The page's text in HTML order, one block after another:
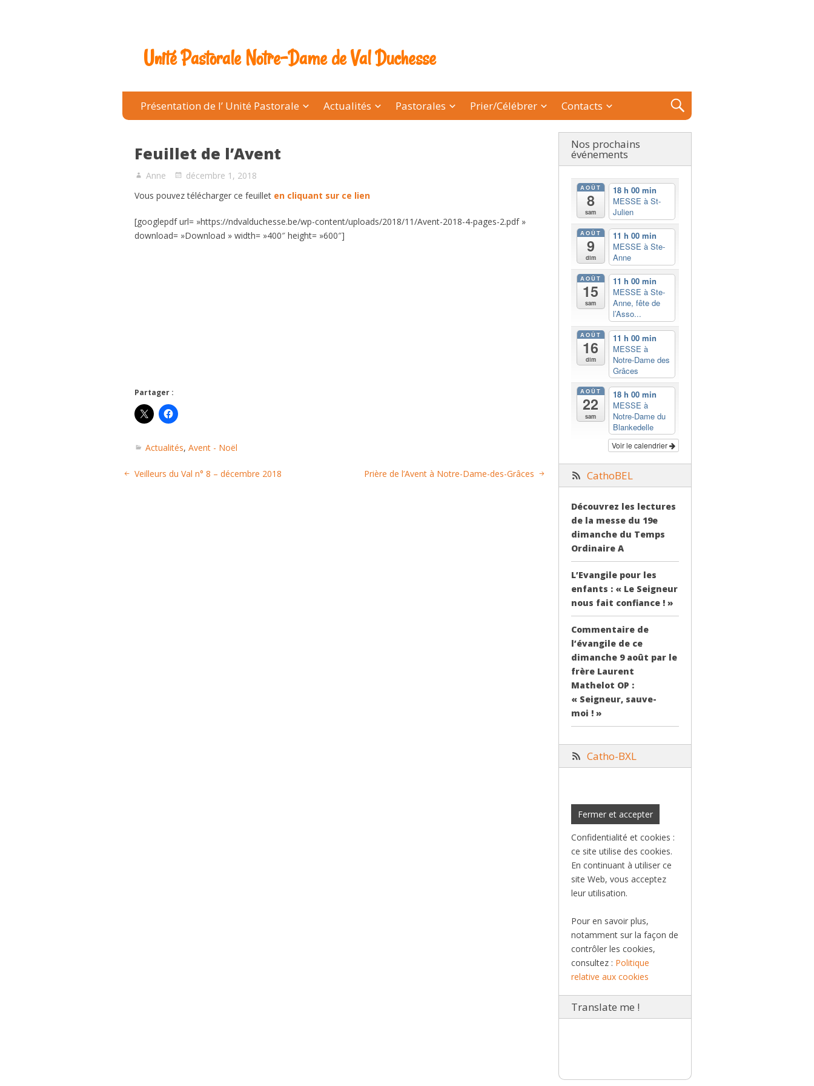
Unité Pastorale Notre-Dame de Val Duchesse
Présentation de l’ Unité Pastorale Actualités Pastorales Prier/Célébrer Contacts
Feuillet de l’Avent
Anne
décembre 1, 2018
Vous pouvez télécharger ce feuillet en cliquant sur ce lien
[googlepdf url= »https://ndvalduchesse.be/wp-content/uploads/2018/11/Avent-2018-4-pages-2.pdf »
download= »Download » width= »400″ height= »600″]
Partager :
Actualités, Avent - Noël
Veilleurs du Val n° 8 – décembre 2018 Prière de l’Avent à Notre-Dame-des-Grâces
Nos prochains
événements
AOÛT
8
sam
18 h 00 min
MESSE à St-
Julien
AOÛT
9
dim
11 h 00 min
MESSE à Ste-
Anne
AOÛT
15
sam
11 h 00 min
MESSE à Ste-
Anne, fête de
l’Asso...
AOÛT
16
dim
11 h 00 min
MESSE à
Notre-Dame des
Grâces
AOÛT
22
sam
18 h 00 min
MESSE à
Notre-Dame du
Blankedelle
Voir le calendrier
CathoBEL
Découvrez les lectures
de la messe du 19e
dimanche du Temps
Ordinaire A
L’Evangile pour les
enfants : « Le Seigneur
nous fait confiance ! »
Commentaire de
l’évangile de ce
dimanche 9 août par le
frère Laurent
Mathelot OP :
« Seigneur, sauve-
moi ! »
Catho-BXL
Confidentialité et cookies :
ce site utilise des cookies.
En continuant à utiliser ce
site Web, vous acceptez
leur utilisation.
Pour en savoir plus,
notamment sur la façon de
contrôler les cookies,
consultez : Politique
relative aux cookies
Translate me !